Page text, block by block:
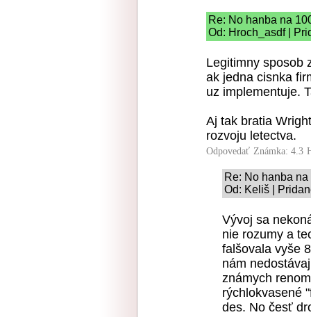
Re: No hanba na
Od: Hroch_asdf |
Legitimny sposob
ak jedna cisnka
uz implementuje.
Aj tak bratia
rozvoju letectva.
Odpovedať Známka: 4.3
Re: No hanba
Od: Keliš |
Vývoj sa
nie rozumy a
falšovala vyše
nám
známych
rýchlokvasené
des. No česť